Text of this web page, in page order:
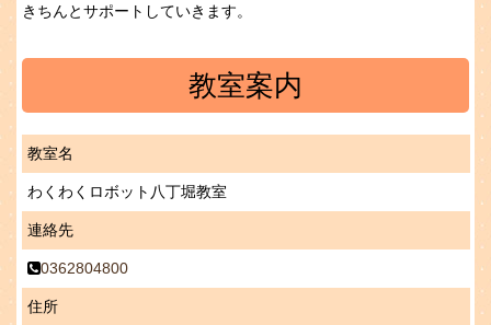
きちんとサポートしていきます。
教室案内
教室名
わくわくロボット八丁堀教室
連絡先
0362804800
住所